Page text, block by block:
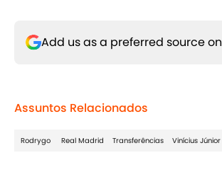
Add us as a preferred source on
Assuntos Relacionados
Rodrygo Real Madrid Transferências Vinícius Júnior